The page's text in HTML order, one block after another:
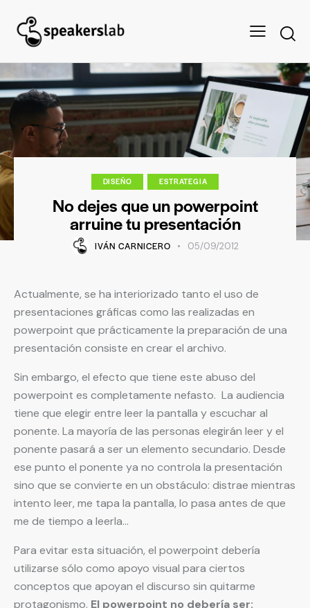
DISEÑO ESTRATEGIA
No dejes que un powerpoint
arruine tu presentación
IVÁN CARNICERO 05/09/2012
Actualmente, se ha interiorizado tanto el uso de
presentaciones gráficas como las realizadas en
powerpoint que prácticamente la preparación de una
presentación consiste en crear el archivo.
Sin embargo, el efecto que tiene este abuso del
powerpoint es completamente nefasto. La audiencia
tiene que elegir entre leer la pantalla y escuchar al
ponente. La mayoría de las personas elegirán leer y el
ponente pasará a ser un elemento secundario. Desde
ese punto el ponente ya no controla la presentación
sino que se convierte en un obstáculo: distrae mientras
intento leer, me tapa la pantalla, lo pasa antes de que
me de tiempo a leerla…
Para evitar esta situación, el powerpoint debería
utilizarse sólo como apoyo visual para ciertos
conceptos que apoyan el discurso sin quitarme
protagonismo. El powerpoint no debería ser: